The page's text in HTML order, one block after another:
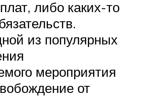
либо каких-то
из популярных
мероприятия
от